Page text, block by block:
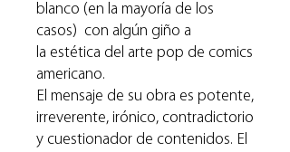
blanco (en la mayoría de los
casos) con algún giño a
la estética del arte pop de comics
americano.
El mensaje de su obra es potente,
irreverente, irónico, contradictorio
y cuestionador de contenidos. El